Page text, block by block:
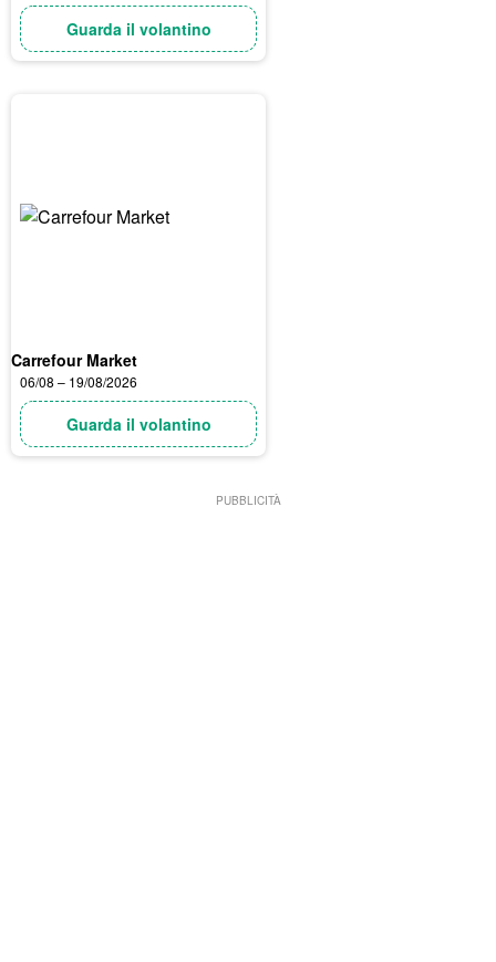
Guarda il volantino
Carrefour Market
06/08 – 19/08/2026
Guarda il volantino
PUBBLICITÀ